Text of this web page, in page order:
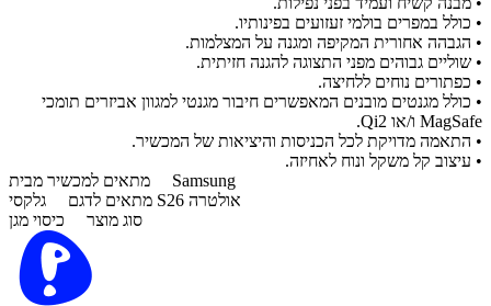
• כולל במפרים בולמי זעזועים בפינותיו.
• הגבהה אחורית המקיפה ומגנה על המצלמות.
• שוליים גבוהים מפני התצוגה להגנה חזיתית.
• כפתורים נוחים ללחיצה.
• כולל מגנטים מובנים המאפשרים חיבור מגנטי למגוון אביזרים תומכי
MagSafe ו/או Qi2.
• התאמה מדויקת לכל הכניסות והיציאות של המכשיר.
• עיצוב קל משקל ונוח לאחיזה.
מתאים למכשיר מבית Samsung
מתאים לדגם
גלקסי S26 אולטרה
סוג מוצר כיסוי מגן